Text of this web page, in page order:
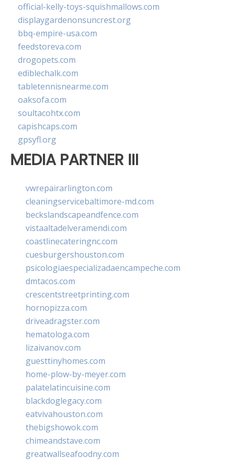
official-kelly-toys-squishmallows.com
displaygardenonsuncrest.org
bbq-empire-usa.com
feedstoreva.com
drogopets.com
ediblechalk.com
tabletennisnearme.com
oaksofa.com
soultacohtx.com
capishcaps.com
gpsyfl.org
MEDIA PARTNER III
vwrepairarlington.com
cleaningservicebaltimore-md.com
beckslandscapeandfence.com
vistaaltadelveramendi.com
coastlinecateringnc.com
cuesburgershouston.com
psicologiaespecializadaencampeche.com
dmtacos.com
crescentstreetprinting.com
hornopizza.com
driveadragster.com
hematologa.com
lizaivanov.com
guesttinyhomes.com
home-plow-by-meyer.com
palatelatincuisine.com
blackdoglegacy.com
eatvivahouston.com
thebigshowok.com
chimeandstave.com
greatwallseafoodny.com